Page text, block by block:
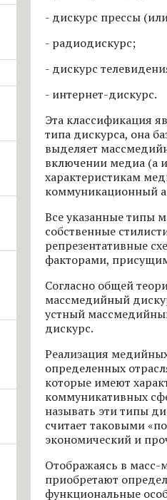
- дискурс прессы
- радиодискурс;
- дискурс
- интернет-дискурс.
Эта классификация
типа дискурса, она
выделяет
включении медиа (а
характеристикам
коммуникационный
Все указанные типы
собственные
репрезентативные
факторами,
Согласно общей
массмедийный
устный
дискурс.
Реализация
определенных
которые имеют
коммуникативных
называть эти типы
считает таковыми
экономический и
Отображаясь в
приобретают
функциональные